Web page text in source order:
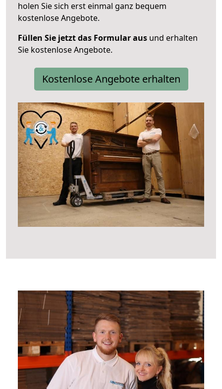
holen Sie sich erst einmal ganz bequem
kostenlose Angebote.
Füllen Sie jetzt das Formular aus und erhalten
Sie kostenlose Angebote.
Kostenlose Angebote erhalten